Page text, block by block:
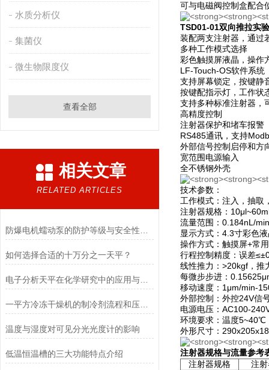
水质分析仪
集菌仪
微生物限度仪
查看全部
相关文章
RELATED ARTICLES
如何选择合适的十万分之一天平？
电子分析天平在化学研究中的应用与优势说明
一平方冷冻干燥机的制冷剂流程和压缩空气流程
温度与湿度对可见分光光度计的影响
低温恒温槽的三大功能特点介绍
可与电磁阀控制盒配合
TSD01-01双向推拉实
装配两支注射器，通过
多种工作模式选择
彩色触摸屏液晶，操作
LF-Touch-OS软件系统
支持屏幕锁定，按键静
按键配指示灯，工作状
支持多种标准注射器，
高精度控制
注射器保护和堵车报警
RS485通讯，支持
外部信号控制启停和方
宽范围电源输入
全不锈钢外壳
技术参数：
工作模式：注入，抽取
注射器规格：
流量范围：0.184nL/
显示方式：4.3寸彩色
操作方式：触摸屏+常
行程控制精度：误差
线性推力：>20kgf，推
每微步步进：
移动速度：1μm/min-
外部控制：外控24V信
电源电压：AC100-
环境要求：温度5~40℃
外形尺寸：
注射器规格与流量参考
注射器规格
注